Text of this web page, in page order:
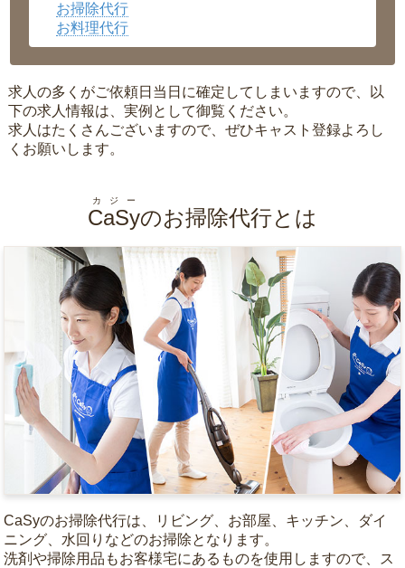
お掃除代行
お料理代行
求人の多くがご依頼日当日に確定してしまいますので、以
下の求人情報は、実例として御覧ください。
求人はたくさんございますので、ぜひキャスト登録よろし
くお願いします。
CaSy
カジー
のお掃除代行とは
CaSyのお掃除代行は、リビング、お部屋、キッチン、ダイ
ニング、水回りなどのお掃除となります。
洗剤や掃除用品もお客様宅にあるものを使用しますので、ス